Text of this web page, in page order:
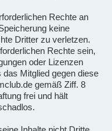
Rechte an
keine
Dritter zu verletzen.
Rechte sein,
oder Lizenzen
Mitglied gegen diese
gemäß Ziff. 8
frei und hält